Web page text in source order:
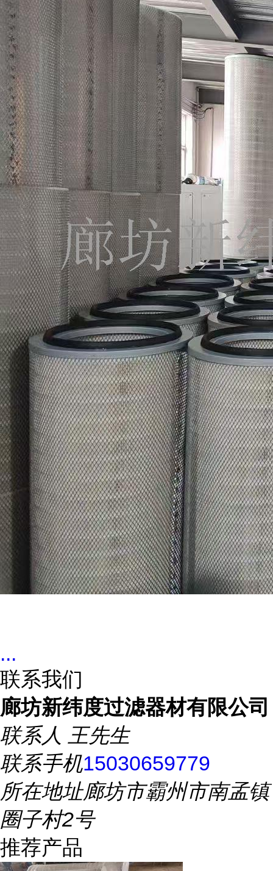
...
联系我们
廊坊新纬度过滤器材有限公司
联系人 王先生
联系手机15030659779
所在地址廊坊市霸州市南孟镇
圈子村2号
推荐产品